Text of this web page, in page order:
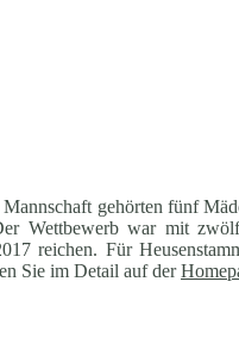
gehörten fünf
Wettbewerb war mit
reichen. Für
Sie im Detail auf der